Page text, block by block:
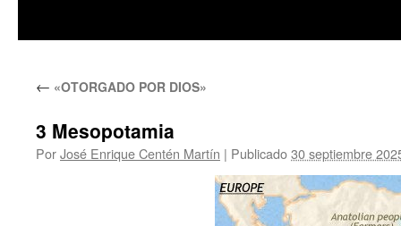
← «OTORGADO POR DIOS»
3 Mesopotamia
PorJosé Enrique Centén Martín | Publicado30 septiembre